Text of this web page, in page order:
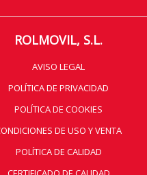
ROLMOVIL, S.L.
AVISO LEGAL
POLÍTICA DE PRIVACIDAD
POLÍTICA DE COOKIES
DE USO Y VENTA
POLÍTICA DE CALIDAD